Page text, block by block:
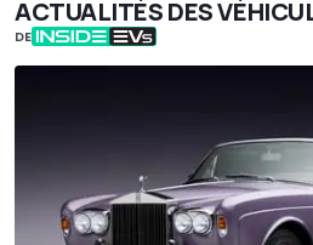
ACTUALITÉS DES
DE